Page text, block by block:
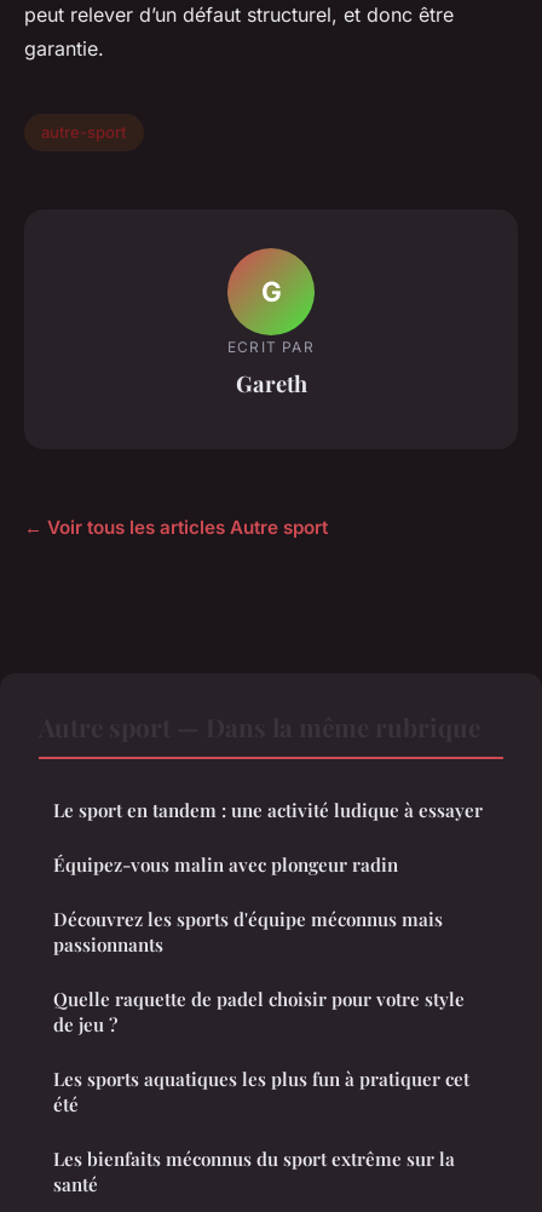
peut relever d’un défaut structurel, et donc être
garantie.
autre-sport
G
ECRIT PAR
Gareth
← Voir tous les articles Autre sport
Le sport en tandem : une activité ludique à essayer
Équipez-vous malin avec plongeur radin
Découvrez les sports d'équipe méconnus mais
passionnants
Quelle raquette de padel choisir pour votre style
de jeu ?
Les sports aquatiques les plus fun à pratiquer cet
été
Les bienfaits méconnus du sport extrême sur la
santé